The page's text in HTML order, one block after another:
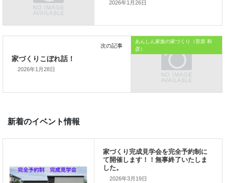
本日はこれまでです。
ご家族が幸せになるお手伝いをする」
私の使命です。
2026年1月26日
あんしん家族の家づくり（菅原 和
彦）
2026年1月28日
2026年3月19日